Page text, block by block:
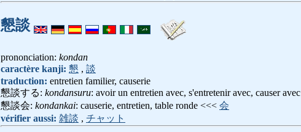
懇談
prononciation: kondan
caractère kanji: 懇 , 談
traduction: entretien familier, causerie
懇談する: kondansuru: avoir un entretien avec, s'entretenir avec, causer avec
懇談会: kondankai: causerie, entretien, table ronde <<< 会
vérifier aussi: 雑談 , チャット